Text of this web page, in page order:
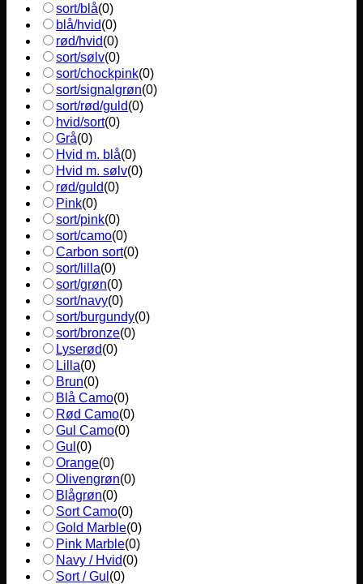
sort/blå(0)
blå/hvid(0)
rød/hvid(0)
sort/sølv(0)
sort/chockpink(0)
sort/signalgrøn(0)
sort/rød/guld(0)
hvid/sort(0)
Grå(0)
Hvid m. blå(0)
Hvid m. sølv(0)
rød/guld(0)
Pink(0)
sort/pink(0)
sort/camo(0)
Carbon sort(0)
sort/lilla(0)
sort/grøn(0)
sort/navy(0)
sort/burgundy(0)
sort/bronze(0)
Lyserød(0)
Lilla(0)
Brun(0)
Blå Camo(0)
Rød Camo(0)
Gul Camo(0)
Gul (0)
Orange(0)
Olivengrøn(0)
Blågrøn(0)
Sort Camo(0)
Gold Marble(0)
Pink Marble(0)
Navy / Hvid(0)
Sort / Gul (0)